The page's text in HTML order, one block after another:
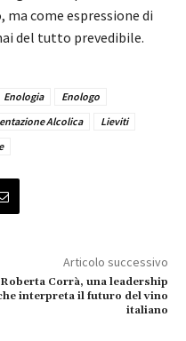
come espressione di
del tutto prevedibile.
Enologia
Enologo
Alcolica
Lieviti
Articolo successivo
Roberta Corrà, una leadership
interpreta il futuro del vino
italiano